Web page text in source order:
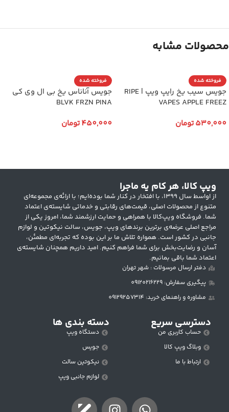
محصولات مشابه
فروخته شده
جویس سیب یخ رایپ ویپ | RIPE
VAPES APPLE FREEZ
530,000تومان
فروخته شده
جویس آناناس یخ بی ال وی کی
BLVK FRZN PINA
450,000تومان
ویپ کالا، هر کام یه ماجرا
از اواسط سال ۱۳۹۹، با افتخار در کنار شما بوده‌ایم؛ با ارائه‌ی مجموعه‌ای
متنوع از محصولات اصلی، قیمت‌های رقابتی و خدماتی شایسته‌ی اعتماد
شما. فروشگاه ویپ‌کالا با همراهی و حمایت ارزشمند شما، امروز یکی از
مراجع اصلی عرضه‌ی برترین برندهای ویپ، جویس، سالت نیکوتین و لوازم
جانبی در کشور است. همواره تلاش ما بر این بوده که تجربه‌ای مطمئن،
آسان و رضایت‌بخش برای شما فراهم کنیم. امید داریم همچنان شایسته‌ی
اعتماد شما باقی بمانیم.
دفتر ارسال مرسولات : شهر تهران
پیگیری سفارش: 09120216229
مشاوره و راهنمای خرید: 09129257314
دسترسی سریع
حساب کاربری من
وبلاگ ویپ کالا
ارتباط با ما
دسته بندی ها
دستگاه ویپ
جویس
نیکوتین سالت
لوازم جانبی ویپ